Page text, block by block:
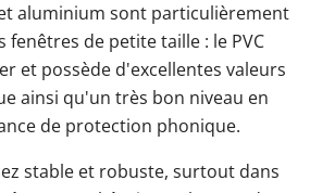
aluminium sont particulièrement
fenêtres de petite taille : le PVC
et possède d'excellentes valeurs
ainsi qu'un très bon niveau en
de protection phonique.
stable et robuste, surtout dans